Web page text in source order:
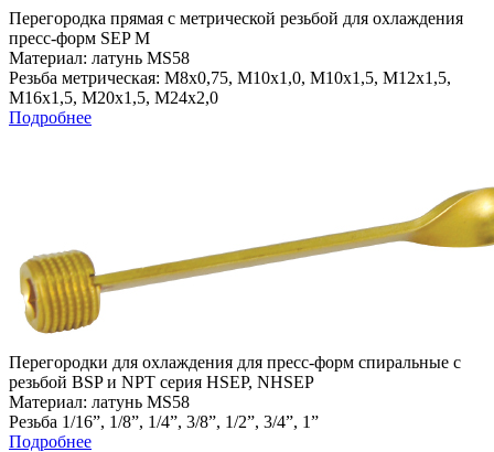
Перегородка прямая с метрической резьбой для охлаждения
пресс-форм SEP M
Материал: латунь MS58
Резьба метрическая: M8x0,75, M10x1,0, M10x1,5, M12x1,5,
M16x1,5, M20x1,5, M24x2,0
Подробнее
Перегородки для охлаждения для пресс-форм спиральные с
резьбой BSP и NPT серия HSEP, NHSEP
Материал: латунь MS58
Резьба 1/16”, 1/8”, 1/4”, 3/8”, 1/2”, 3/4”, 1”
Подробнее